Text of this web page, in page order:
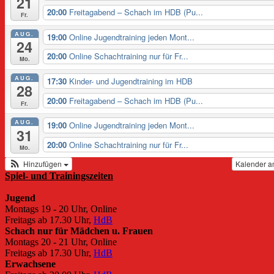
Fr.
20:00 Freitagabend – Schach im HDB (Pu...
AUG.
24
Mo.
19:00 Online Jugendtraining jeden Mont...
20:00 Online Schachtraining nur für Fr...
AUG.
28
Fr.
17:30 Kinder- und Jugendtraining im HDB
20:00 Freitagabend – Schach im HDB (Pu...
AUG.
31
Mo.
19:00 Online Jugendtraining jeden Mont...
20:00 Online Schachtraining nur für Fr...
Kalender
Hinzufügen
Spiel- und Trainingszeiten
Jugend
Montags 19 - 20 Uhr, Online
Freitags ab 17.30 Uhr, HdB
Schach nur für Mädchen u. Frauen
Montags 20 - 21 Uhr, Online
Freitags ab 17.30 Uhr, HdB
Erwachsene